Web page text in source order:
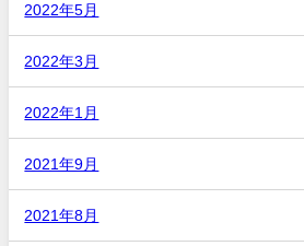
2022年5月
2022年3月
2022年1月
2021年9月
2021年8月